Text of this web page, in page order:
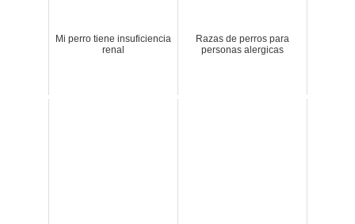
Mi perro tiene insuficiencia
renal
Razas de perros para
personas alergicas